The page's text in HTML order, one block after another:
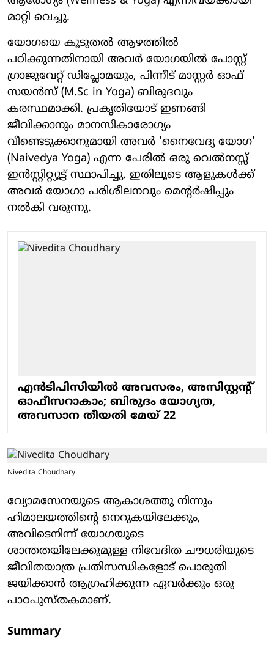
മാറ്റി വെച്ചു.
യോഗയെ കൂടുതൽ ആഴത്തിൽ
പഠിക്കുന്നതിനായി അവർ യോഗയിൽ പോസ്റ്റ്
ഗ്രാജുവേറ്റ് ഡിപ്ലോമയും, പിന്നീട് മാസ്റ്റർ ഓഫ്
സയൻസ് (M.Sc in Yoga) ബിരുദവും
കരസ്ഥമാക്കി. പ്രകൃതിയോട് ഇണങ്ങി
ജീവിക്കാനും മാനസികാരോഗ്യം
വീണ്ടെടുക്കാനുമായി അവർ 'നൈവേദ്യ യോഗ'
(Naivedya Yoga) എന്ന പേരിൽ ഒരു വെൽനസ്സ്
ഇൻസ്റ്റിറ്റ്യൂട്ട് സ്ഥാപിച്ചു. ഇതിലൂടെ ആളുകൾക്ക്
അവർ യോഗാ പരിശീലനവും മെന്റർഷിപ്പും
നൽകി വരുന്നു.
എൻടിപിസിയിൽ അവസരം, അസിസ്റ്റന്റ്
ഓഫീസറാകാം; ബിരുദം യോഗ്യത,
അവസാന തീയതി മേയ് 22
Nivedita Choudhary
വ്യോമസേനയുടെ ആകാശത്തു നിന്നും
ഹിമാലയത്തിന്റെ നെറുകയിലേക്കും,
അവിടെനിന്ന് യോഗയുടെ
ശാന്തതയിലേക്കുമുള്ള നിവേദിത ചൗധരിയുടെ
ജീവിതയാത്ര പ്രതിസന്ധികളോട് പൊരുതി
ജയിക്കാൻ ആഗ്രഹിക്കുന്ന ഏവർക്കും ഒരു
പാഠപുസ്തകമാണ്.
Summary